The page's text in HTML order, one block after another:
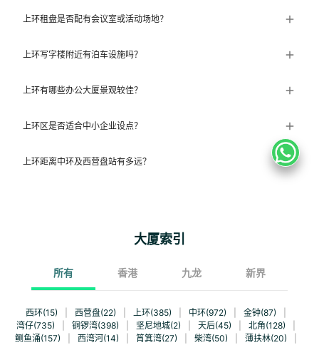
上环租盘是否配有会议室或活动场地？
上环写字楼附近有泊车设施吗？
上环有哪些办公大厦景观较佳？
上环区是否适合中小企业设点？
上环距离中环及西营盘站有多远？
大厦索引
所有 香港 九龙 新界
西环(15) 西营盘(22) 上环(385) 中环(972) 金钟(87)
湾仔(735)
铜锣湾(398) 坚尼地城(2) 天后(45) 北角(128)
鲗鱼涌(157)
西湾河(14) 筲箕湾(27) 柴湾(50) 薄扶林(20)